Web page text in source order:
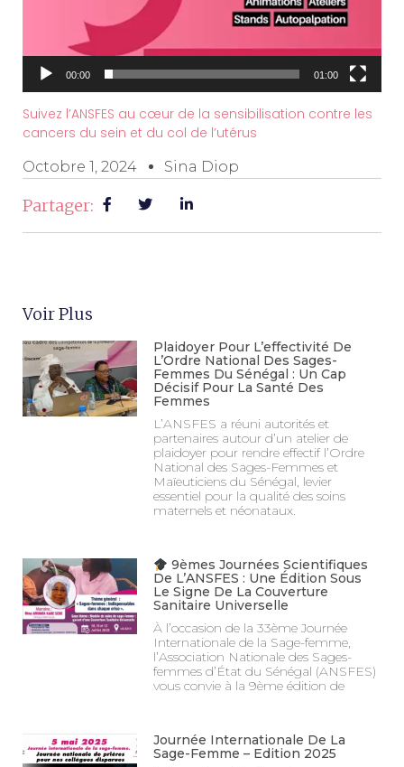
00:00 01:00
Suivez l’ANSFES au cœur de la sensibilisation contre les
cancers du sein et du col de l’utérus
Octobre 1, 2024 Sina Diop
Partager:
Voir Plus
Plaidoyer Pour L’effectivité De
L’Ordre National Des Sages-
Femmes Du Sénégal : Un Cap
Décisif Pour La Santé Des
Femmes
L’ANSFES a réuni autorités et
partenaires autour d’un atelier de
plaidoyer pour rendre effectif l’Ordre
National des Sages-Femmes et
Maïeuticiens du Sénégal, levier
essentiel pour la qualité des soins
maternels et néonataux.
9èmes Journées Scientifiques
De L’ANSFES : Une Édition Sous
Le Signe De La Couverture
Sanitaire Universelle
À l’occasion de la 33ème Journée
Internationale de la Sage-femme,
l’Association Nationale des Sages-
femmes d’État du Sénégal (ANSFES)
vous convie à la 9ème édition de
Journée Internationale De La
Sage-Femme – Edition 2025